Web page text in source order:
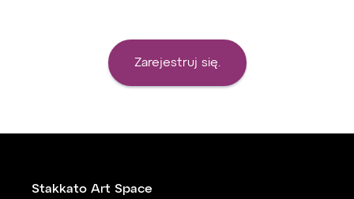
Zarejestruj się.
Stakkato Art Space